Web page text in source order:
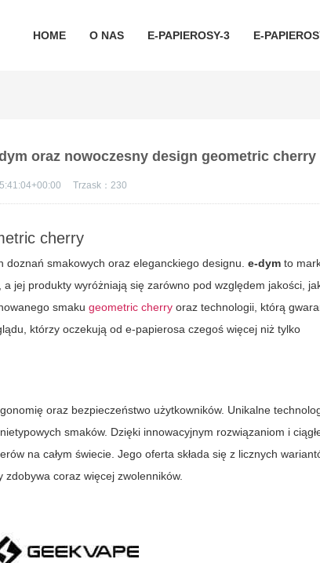
HOME O NAS E-PAPIEROSY-3 E-
oraz nowoczesny design geometric cherry
Trzask： 230
cherry
doznań smakowych oraz eleganckiego designu.e-dym to
jej produkty wyróżniają się zarówno pod względem jakości,
smakugeometric cherry oraz technologii, którą
którzy oczekują od e-papierosa czegoś więcej niż tylko
oraz bezpieczeństwo użytkowników. Unikalne
smaków. Dzięki innowacyjnym rozwiązaniom i
na całym świecie. Jego oferta składa się z licznych
zdobywa coraz więcej zwolenników.